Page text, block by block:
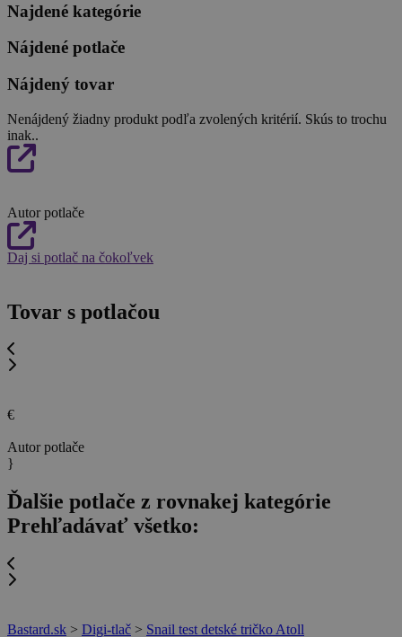
Najdené kategórie
Nájdené potlače
Nájdený tovar
Nenájdený žiadny produkt podľa zvolených kritérií. Skús to trochu
inak..
Autor potlače
Daj si potlač na čokoľvek
Tovar s potlačou
€
Autor potlače
}
Ďalšie potlače z rovnakej kategórie
Prehľadávať všetko:
Bastard.sk > Digi-tlač > Snail test detské tričko Atoll